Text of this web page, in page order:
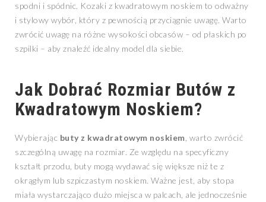
spodni i spódnic. Kozaki z kwadratowym noskiem to odważny
i stylowy wybór, który z pewnością przyciągnie uwagę. Warto
zwrócić uwagę na różne wysokości obcasów – od płaskich po
szpilki – aby znaleźć idealny model dla siebie.
Jak Dobrać Rozmiar Butów z
Kwadratowym Noskiem?
Wybierając buty z kwadratowym noskiem , warto zwrócić
szczególną uwagę na rozmiar. Ze względu na specyficzny
kształt przodu, buty mogą wydawać się większe niż te z
okrągłym lub szpiczastym noskiem. Ważne jest, aby stopa
miała wystarczająco dużo miejsca w palcach, ale jednocześnie